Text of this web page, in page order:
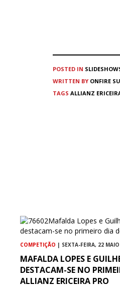
POSTED IN
WRITTEN BY ONFIRE
TAGS ALLIANZ
COMPETIÇÃO | SEXTA-FEIRA, 22
MAFALDA LOPES E
DESTACAM-SE NO
ALLIANZ ERICEIRA PRO